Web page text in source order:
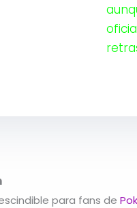
para fans de